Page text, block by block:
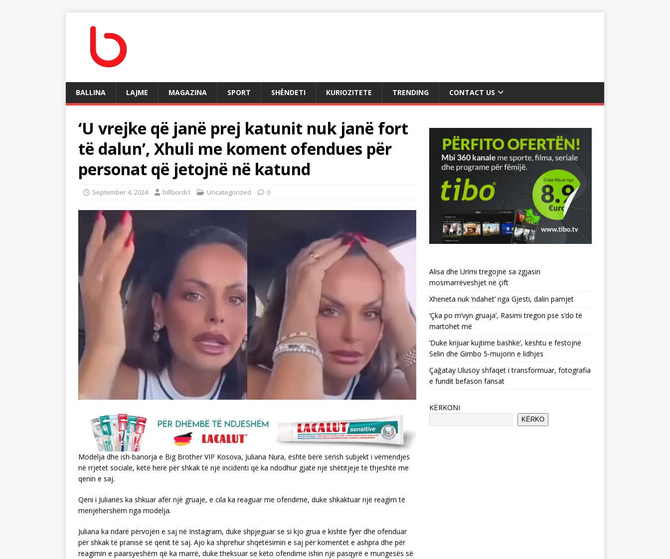
BALLINA LAJME MAGAZINA SPORT SHËNDETI KURIOZITETE TRENDING CONTACT US
‘U vrejke që janë prej katunit nuk janë fort
të dalun’, Xhuli me koment ofendues për
personat që jetojnë në katund
September 4, 2024 billbordi1 Uncategorized 0
Modelja dhe ish-banorja e Big Brother VIP Kosova, Juliana Nura, është bërë sërish subjekt i vëmendjes
në rrjetet sociale, këtë herë për shkak të një incidenti që ka ndodhur gjatë një shëtitjeje të thjeshtë me
qenin e saj.
Qeni i Julianës ka shkuar afër një gruaje, e cila ka reaguar me ofendime, duke shkaktuar një reagim të
menjëhershëm nga modelja.
Juliana ka ndarë përvojën e saj në Instagram, duke shpjeguar se si kjo grua e kishte fyer dhe ofenduar
për shkak të pranisë së qenit të saj. Ajo ka shprehur shqetësimin e saj për komentet e ashpra dhe për
reagimin e paarsyeshëm që ka marrë, duke theksuar se këto ofendime ishin një pasqyrë e mungesës së
Alisa dhe Urimi tregojnë sa zgjasin
mosmarrëveshjet në çift
Xheneta nuk ‘ndahet’ nga Gjesti, dalin pamjet
‘Çka po m’vyn gruaja’, Rasimi tregon pse s’do të
martohet më
‘Duke krijuar kujtime bashkë’, kështu e festojnë
Selin dhe Gimbo 5-mujorin e lidhjes
Çağatay Ulusoy shfaqet i transformuar, fotografia
e fundit befason fansat
KËRKONI
KËRKO